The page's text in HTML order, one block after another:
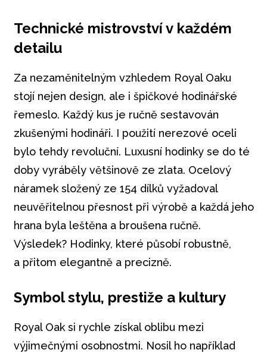
Technické mistrovství v každém
detailu
Za nezaměnitelným vzhledem Royal Oaku
stojí nejen design, ale i špičkové hodinářské
řemeslo. Každý kus je ručně sestavován
zkušenými hodináři. I použití nerezové oceli
bylo tehdy revoluční. Luxusní hodinky se do té
doby vyráběly většinově ze zlata. Ocelový
náramek složený ze 154 dílků vyžadoval
neuvěřitelnou přesnost při výrobě a každá jeho
hrana byla leštěna a broušena ručně.
Výsledek? Hodinky, které působí robustně,
a přitom elegantně a precizně.
Symbol stylu, prestiže a kultury
Royal Oak si rychle získal oblibu mezi
výjimečnými osobnostmi. Nosil ho například